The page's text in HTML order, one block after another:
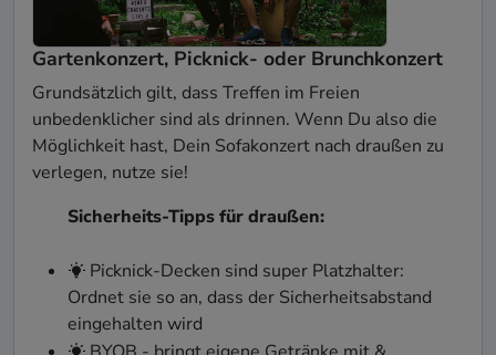
Gartenkonzert, Picknick- oder Brunchkonzert
Grundsätzlich gilt, dass Treffen im Freien
unbedenklicher sind als drinnen. Wenn Du also die
Möglichkeit hast, Dein Sofakonzert nach draußen zu
verlegen, nutze sie!
Sicherheits-Tipps für draußen:
Picknick-Decken sind super Platzhalter:
Ordnet sie so an, dass der Sicherheitsabstand
eingehalten wird